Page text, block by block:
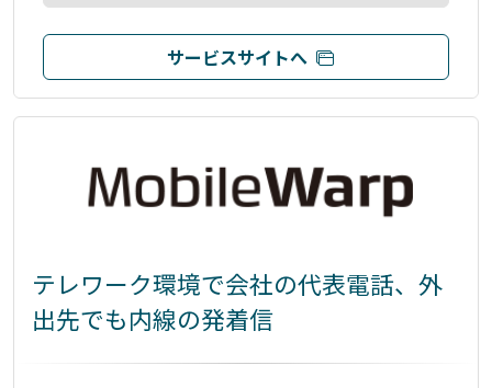
サービスサイトへ
テレワーク環境で会社の代表電話、外
出先でも内線の発着信